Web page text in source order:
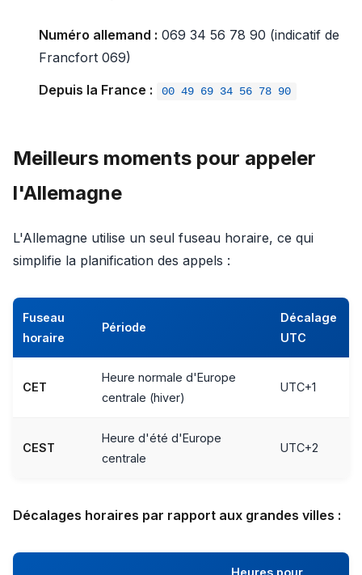
Numéro allemand : 069 34 56 78 90 (indicatif de
Francfort 069)
Depuis la France :
00 49 69 34 56 78 90
Meilleurs moments pour appeler
l'Allemagne
L'Allemagne utilise un seul fuseau horaire, ce qui
simplifie la planification des appels :
Fuseau
horaire
Période
Décalage
UTC
CET
Heure normale d'Europe
centrale (hiver)
UTC+1
CEST
Heure d'été d'Europe
centrale
UTC+2
Décalages horaires par rapport aux grandes villes :
Heures pour